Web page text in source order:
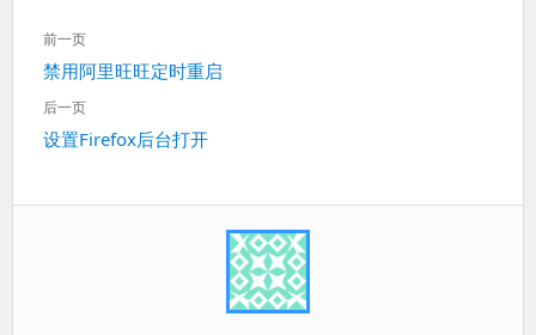
文
章
导
航
前一页
上
一
禁用阿里旺旺定时重启
后一页
下
设置Firefox后台打开